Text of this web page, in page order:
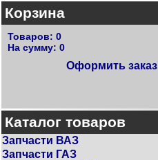
Корзина
Товаров: 0
На сумму: 0
Оформить заказ
Каталог товаров
Запчасти ВАЗ
Запчасти ГАЗ